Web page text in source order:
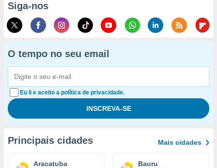
Siga-nos
O tempo no seu email
Eu li e aceito a política de privacidade.
Principais cidades Mais cidades
Aracatuba Bauru